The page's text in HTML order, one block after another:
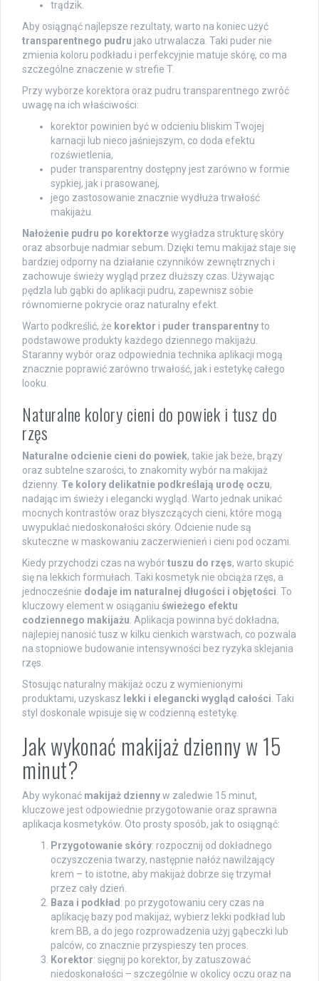
trądzik.
Aby osiągnąć najlepsze rezultaty, warto na koniec użyć
transparentnego pudru jako utrwalacza. Taki puder nie
zmienia koloru podkładu i perfekcyjnie matuje skórę, co ma
szczególne znaczenie w strefie T.
Przy wyborze korektora oraz pudru transparentnego zwróć
uwagę na ich właściwości:
korektor powinien być w odcieniu bliskim Twojej
karnacji lub nieco jaśniejszym, co doda efektu
rozświetlenia,
puder transparentny dostępny jest zarówno w formie
sypkiej, jak i prasowanej,
jego zastosowanie znacznie wydłuża trwałość
makijażu.
Nałożenie pudru po korektorzewygładza strukturę skóry
oraz absorbuje nadmiar sebum. Dzięki temu makijaż staje się
bardziej odporny na działanie czynników zewnętrznych i
zachowuje świeży wygląd przez dłuższy czas. Używając
pędzla lub gąbki do aplikacji pudru, zapewnisz sobie
równomierne pokrycie oraz naturalny efekt.
Warto podkreślić, że korektor i puder transparentnyto
podstawowe produkty każdego dziennego makijażu.
Staranny wybór oraz odpowiednia technika aplikacji mogą
znacznie poprawić zarówno trwałość, jak i estetykę całego
looku.
Naturalne kolory cieni do powiek i tusz do
rzęs
Naturalne odcienie cieni do powiek, takie jak beże, brązy
oraz subtelne szarości, to znakomity wybór na makijaż
dzienny. Te kolory delikatnie podkreślają urodę oczu,
nadając im świeży i elegancki wygląd. Warto jednak unikać
mocnych kontrastów oraz błyszczących cieni, które mogą
uwypuklać niedoskonałości skóry. Odcienie nude są
skuteczne w maskowaniu zaczerwienień i cieni pod oczami.
Kiedy przychodzi czas na wybórtuszu do rzęs, warto skupić
się na lekkich formułach. Taki kosmetyk nie obciąża rzęs, a
jednocześnie dodaje im naturalnej długości i objętości. To
kluczowy element w osiąganiu świeżego efektu
codziennego makijażu. Aplikacja powinna być dokładna;
najlepiej nanosić tusz w kilku cienkich warstwach, co pozwala
na stopniowe budowanie intensywności bez ryzyka sklejania
rzęs.
Stosując naturalny makijaż oczu z wymienionymi
produktami, uzyskasz lekki i elegancki wygląd całości. Taki
styl doskonale wpisuje się w codzienną estetykę.
Jak wykonać makijaż dzienny w 15
minut?
Aby wykonać makijaż dziennyw zaledwie 15 minut,
kluczowe jest odpowiednie przygotowanie oraz sprawna
aplikacja kosmetyków. Oto prosty sposób, jak to osiągnąć:
Przygotowanie skóry: rozpocznij od dokładnego
oczyszczenia twarzy, następnie nałóż nawilżający
krem – to istotne, aby makijaż dobrze się trzymał
przez cały dzień.
Baza i podkład : po przygotowaniu cery czas na
aplikację bazy pod makijaż, wybierz lekki podkład lub
krem BB, a do jego rozprowadzenia użyj gąbeczki lub
palców, co znacznie przyspieszy ten proces.
Korektor: sięgnij po korektor, by zatuszować
niedoskonałości – szczególnie w okolicy oczu oraz na